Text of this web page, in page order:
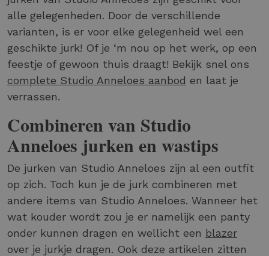
alle gelegenheden. Door de verschillende
varianten, is er voor elke gelegenheid wel een
geschikte jurk! Of je ‘m nou op het werk, op een
feestje of gewoon thuis draagt! Bekijk snel ons
complete Studio Anneloes aanbod en laat je
verrassen.
Combineren van Studio
Anneloes jurken en wastips
De jurken van Studio Anneloes zijn al een outfit
op zich. Toch kun je de jurk combineren met
andere items van Studio Anneloes. Wanneer het
wat kouder wordt zou je er namelijk een panty
onder kunnen dragen en wellicht een blazer
over je jurkje dragen. Ook deze artikelen zitten